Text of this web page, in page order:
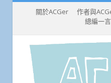
關於ACGer 作者與
總編一言